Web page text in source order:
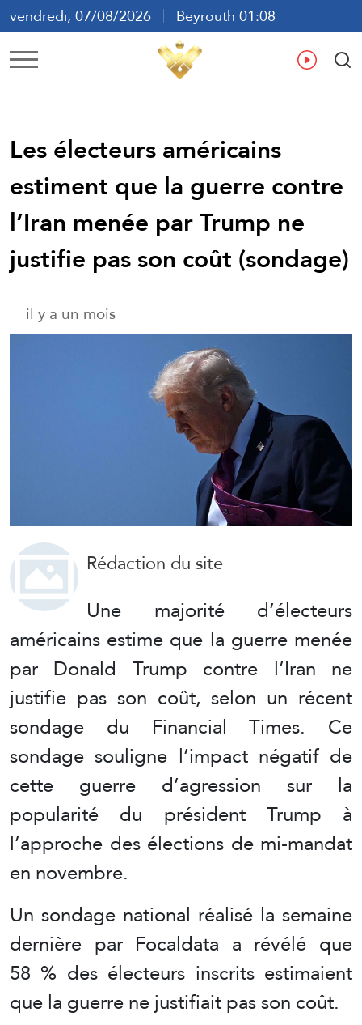
vendredi, 07/08/2026
Beyrouth 01:08
ع
Les électeurs américains
estiment que la guerre contre
l’Iran menée par Trump ne
justifie pas son coût (sondage)
il y a un mois
Rédaction du site
Une majorité d’électeurs
américains estime que la guerre menée
par Donald Trump contre l’Iran ne
justifie pas son coût, selon un récent
sondage du Financial Times. Ce
sondage souligne l’impact négatif de
cette guerre d’agression sur la
popularité du président Trump à
l’approche des élections de mi-mandat
en novembre.
Un sondage national réalisé la semaine
dernière par Focaldata a révélé que
58 % des électeurs inscrits estimaient
que la guerre ne justifiait pas son coût.